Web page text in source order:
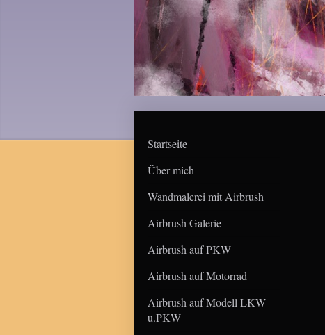
Startseite
Über mich
Wandmalerei mit Airbrush
Airbrush Galerie
Airbrush auf PKW
Airbrush auf Motorrad
Airbrush auf Modell LKW
u.PKW